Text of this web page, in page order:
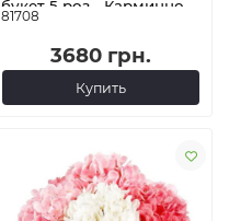
букет 5 роз - Карминно-
красный - Золотой
значок - Бордовая
коробка
81708
3680 грн.
Купить